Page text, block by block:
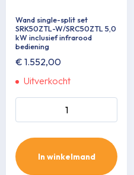
Wand single-split set
SRK50ZTL-W/SRC50ZTL 5,0
kW inclusief infrarood
bediening
€ 1.552,00
Uitverkocht
Wand single-split set
SRK50ZTL-W/SRC50ZTL
bediening aantal
In winkelmand